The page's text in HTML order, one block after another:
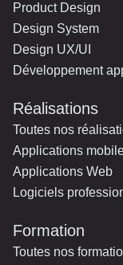
Product Design
Design System
Design UX/UI
Développement
Réalisations
Toutes nos
Applications
Applications Web
Logiciels
Formation
Toutes nos